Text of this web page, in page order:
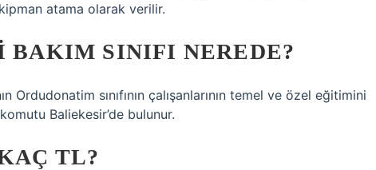
atama olarak verilir.
BAKIM SINIFI NEREDE?
Ordudonatim sınıfının çalışanlarının temel ve özel eğitimini
Baliekesir’de bulunur.
TL?